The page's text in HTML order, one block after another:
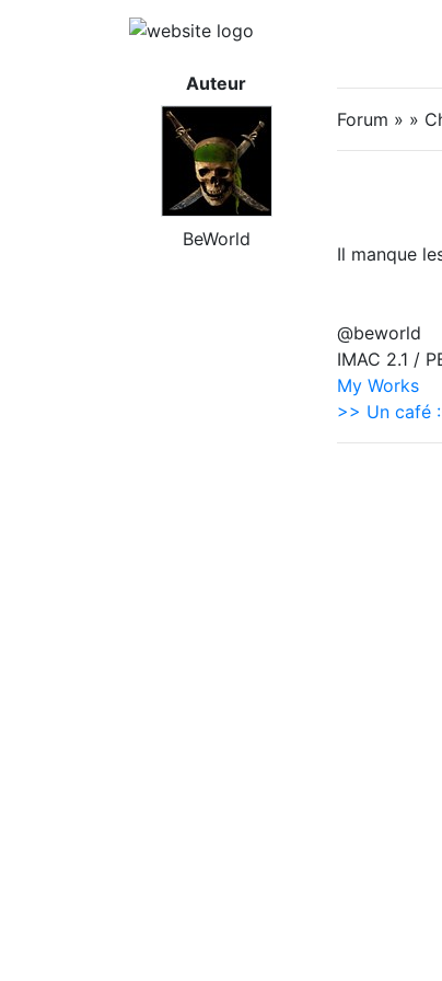
Auteur
BeWorld
Forum » »
Il manque
@beworld
IMAC 2.1 /
My Works
>> Un café